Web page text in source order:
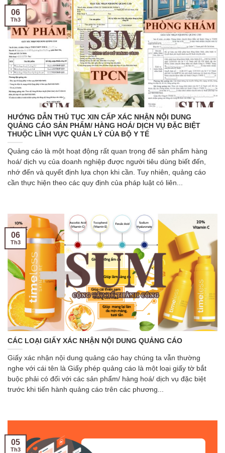
HƯỚNG DẪN THỦ TỤC XIN CẤP XÁC NHẬN NỘI DUNG
QUẢNG CÁO SẢN PHẨM/ HÀNG HOÁ/ DỊCH VỤ ĐẶC BIỆT
THUỘC LĨNH VỰC QUẢN LÝ CỦA BỘ Y TẾ
Quảng cáo là một hoạt động rất quan trọng để sản phẩm hàng
hoá/ dịch vụ của doanh nghiệp được người tiêu dùng biết đến,
nhớ đến và quyết định lựa chọn khi cần. Tuy nhiên, quảng cáo
cần thực hiện theo các quy định của pháp luật có liên...
06
Th3
CÁC LOẠI GIẤY XÁC NHẬN NỘI DUNG QUẢNG CÁO
Giấy xác nhận nội dung quảng cáo hay chúng ta vẫn thường
nghe với cái tên là Giấy phép quảng cáo là một loại giấy tờ bắt
buộc phải có đối với các sản phẩm/ hàng hoá/ dịch vụ đặc biệt
trước khi tiến hành quảng cáo trên các phương...
06
Th3
05
Th3